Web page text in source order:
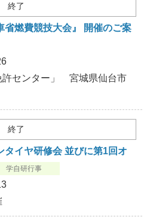
終了
燃費競技大会』 開催のご案
許センター」 宮城県仙台市
終了
タイヤ研修会 並びに第1回オ
学自研行事